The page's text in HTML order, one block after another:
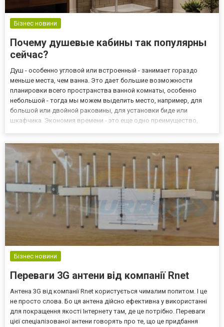
Бізнес новини
Почему душевые кабины так популярны
сейчас?
Душ - особенно угловой или встроенный - занимает гораздо
меньше места, чем ванна. Это дает большие возможности
планировки всего пространства ванной комнаты, особенно
небольшой - тогда мы можем выделить место, например, для
большой или двойной раковины, для установки биде или
шкафчика. Экономия времени - это еще одно преимущество,
повседневный я...
Бізнес новини
Переваги 3G антени від компанії Rnet
Антена 3G від компанії Rnet користується чималим попитом. І це
не просто слова. Бо ця антена дійсно ефективна у використанні
для покращення якості Інтернету там, де це потрібно. Переваги
цієї спеціалізованої антени говорять про те, що це придбання